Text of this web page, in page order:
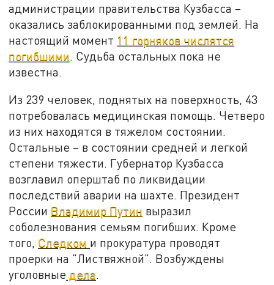
администрации правительства Кузбасса –
оказались заблокированными под землей. На
настоящий момент 11 горняков числятся
погибшими . Судьба остальных пока не
известна.
Из 239 человек, поднятых на поверхность, 43
потребовалась медицинская помощь. Четверо
из них находятся в тяжелом состоянии.
Остальные – в состоянии средней и легкой
степени тяжести. Губернатор Кузбасса
возглавил оперштаб по ликвидации
последствий аварии на шахте. Президент
России Владимир Путин выразил
соболезнования семьям погибших. Кроме
того, Следком и прокуратура проводят
проерки на "Листвяжной". Возбуждены
уголовные дела.